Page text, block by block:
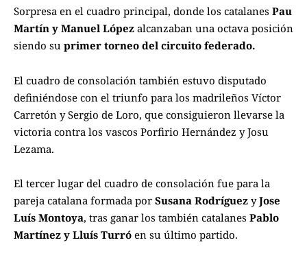
Sorpresa en el cuadro principal, donde los catalanes Pau
Martín y Manuel López alcanzaban una octava posición
siendo su primer torneo del circuito federado.
El cuadro de consolación también estuvo disputado
definiéndose con el triunfo para los madrileños Víctor
Carretón y Sergio de Loro, que consiguieron llevarse la
victoria contra los vascos Porfirio Hernández y Josu
Lezama.
El tercer lugar del cuadro de consolación fue para la
pareja catalana formada por Susana Rodríguez yJose
Luís Montoya, tras ganar los también catalanes Pablo
Martínez y Lluís Turró en su último partido.